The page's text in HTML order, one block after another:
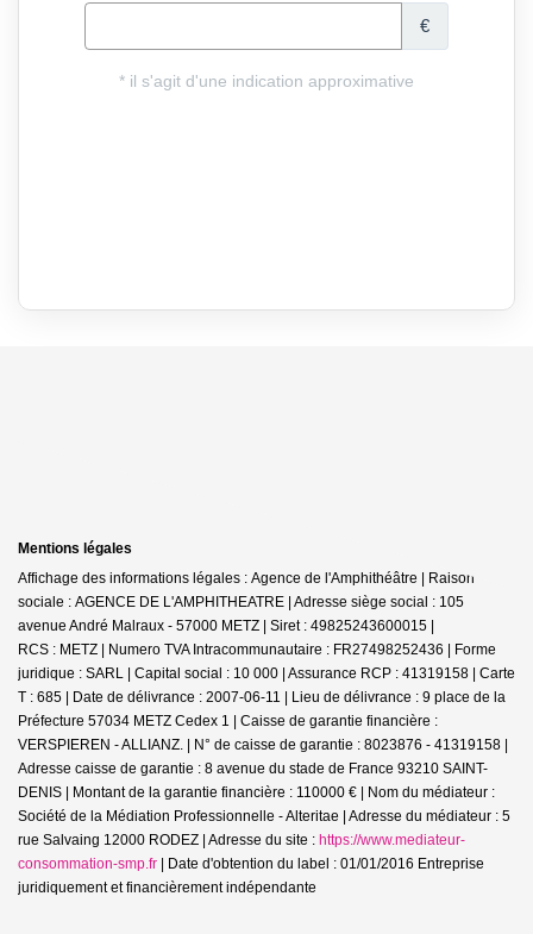
Mentions légales
Affichage des informations légales : Agence de l'Amphithéâtre | Raison
sociale : AGENCE DE L'AMPHITHEATRE | Adresse siège social : 105
avenue André Malraux - 57000 METZ | Siret : 49825243600015 |
RCS : METZ | Numero TVA Intracommunautaire : FR27498252436 | Forme
juridique : SARL | Capital social : 10 000 | Assurance RCP : 41319158 | Carte
T : 685 | Date de délivrance : 2007-06-11 | Lieu de délivrance : 9 place de la
Préfecture 57034 METZ Cedex 1 | Caisse de garantie financière :
VERSPIEREN - ALLIANZ. | N° de caisse de garantie : 8023876 - 41319158 |
Adresse caisse de garantie : 8 avenue du stade de France 93210 SAINT-
DENIS | Montant de la garantie financière : 110000 € | Nom du médiateur :
Société de la Médiation Professionnelle - Alteritae | Adresse du médiateur : 5
rue Salvaing 12000 RODEZ | Adresse du site : https://www.mediateur-
consommation-smp.fr | Date d'obtention du label : 01/01/2016 Entreprise
juridiquement et financièrement indépendante